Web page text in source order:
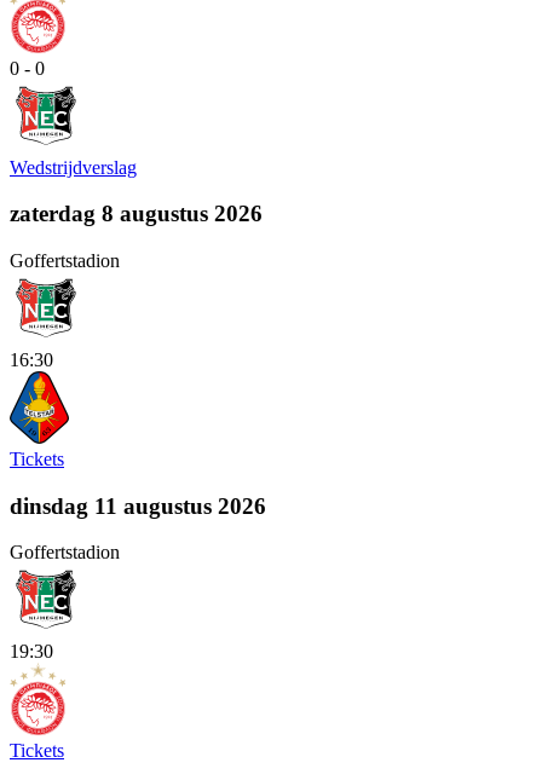
0 - 0
Wedstrijdverslag
zaterdag 8 augustus 2026
Goffertstadion
16:30
Tickets
dinsdag 11 augustus 2026
Goffertstadion
19:30
Tickets